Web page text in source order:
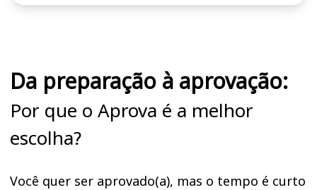
Da preparação à aprovação:
Por que o Aprova é a melhor
escolha?
Você quer ser aprovado(a), mas o tempo é curto